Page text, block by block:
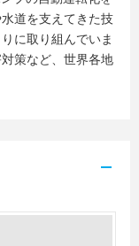
道を支えてきた技
に取り組んでいま
策など、世界各地